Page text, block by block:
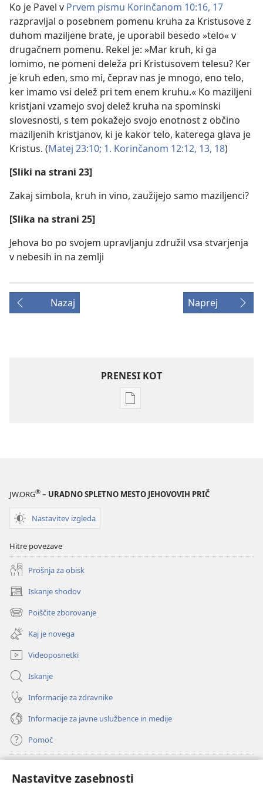
Nastavitve zasebnosti
Ko je Pavel v Prvem pismu Korinčanom 10:16, 17
razpravljal o posebnem pomenu kruha za Kristusove z
duhom maziljene brate, je uporabil besedo »telo« v
drugačnem pomenu. Rekel je: »Mar kruh, ki ga
lomimo, ne pomeni deleža pri Kristusovem telesu? Ker
je kruh eden, smo mi, čeprav nas je mnogo, eno telo,
ker imamo vsi delež pri tem enem kruhu.« Ko maziljeni
kristjani vzamejo svoj delež kruha na spominski
slovesnosti, s tem pokažejo svojo enotnost z občino
maziljenih kristjanov, ki je kakor telo, katerega glava je
Kristus. (Matej 23:10; 1. Korinčanom 12:12, 13, 18)
[Sliki na strani 23]
Zakaj simbola, kruh in vino, zaužijejo samo maziljenci?
[Slika na strani 25]
Jehova bo po svojem upravljanju združil vsa stvarjenja
v nebesih in na zemlji
Nazaj Naprej
PRENESI KOT
Možnosti
–
JW.ORG® – URADNO SPLETNO MESTO JEHOVOVIH PRIČ
Nastavitev izgleda
Hitre povezave
Prošnja za obisk
Iskanje shodov
(odpre
novo
okno)
Poiščite zborovanje
(odpre
novo
okno)
Kaj je novega
Videoposnetki
Iskanje
Informacije za zdravnike
Informacije za javne uslužbence in medije
Pomoč
(odpre
novo